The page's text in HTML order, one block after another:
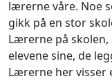
lærerne våre. Noe
gikk på en stor
Lærerne på skolen,
elevene sine, de
Lærerne her visser